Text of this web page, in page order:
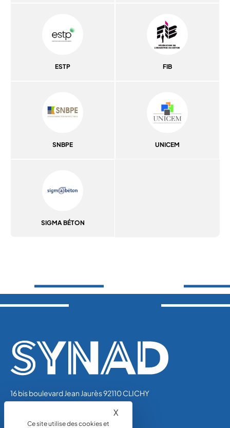
ESTP FIB
SNBPE UNICEM
SIGMA BÉTON
16 bis boulevard Jean Jaurès 92110 CLICHY
synad@unicem.fr
Ce site utilise des cookies et
X